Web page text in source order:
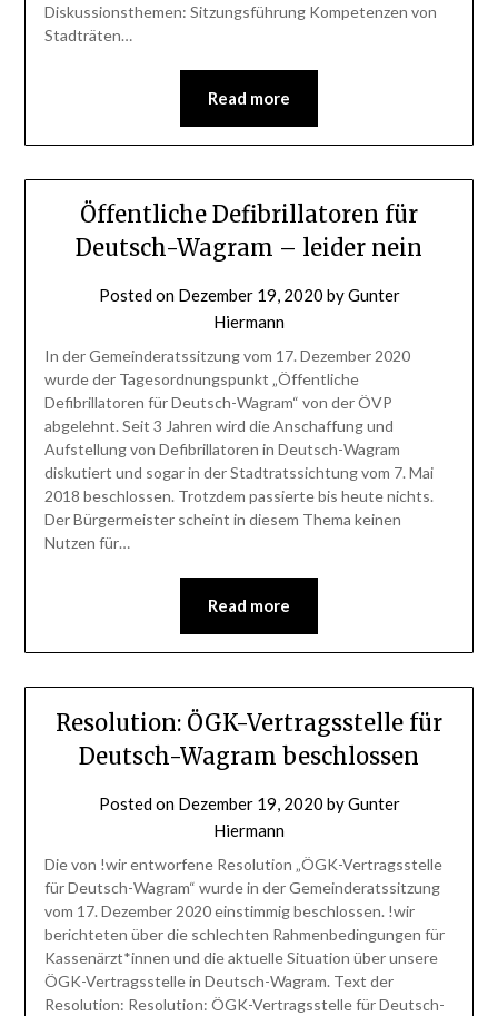
Diskussionsthemen: Sitzungsführung Kompetenzen von
Stadträten…
Read more
Öffentliche Defibrillatoren für
Deutsch-Wagram – leider nein
Posted on Dezember 19, 2020 byGunter
Hiermann
In der Gemeinderatssitzung vom 17. Dezember 2020
wurde der Tagesordnungspunkt „Öffentliche
Defibrillatoren für Deutsch-Wagram“ von der ÖVP
abgelehnt. Seit 3 Jahren wird die Anschaffung und
Aufstellung von Defibrillatoren in Deutsch-Wagram
diskutiert und sogar in der Stadtratssichtung vom 7. Mai
2018 beschlossen. Trotzdem passierte bis heute nichts.
Der Bürgermeister scheint in diesem Thema keinen
Nutzen für…
Read more
Resolution: ÖGK-Vertragsstelle für
Deutsch-Wagram beschlossen
Posted on Dezember 19, 2020 byGunter
Hiermann
Die von !wir entworfene Resolution „ÖGK-Vertragsstelle
für Deutsch-Wagram“ wurde in der Gemeinderatssitzung
vom 17. Dezember 2020 einstimmig beschlossen. !wir
berichteten über die schlechten Rahmenbedingungen für
Kassenärzt*innen und die aktuelle Situation über unsere
ÖGK-Vertragsstelle in Deutsch-Wagram. Text der
Resolution: Resolution: ÖGK-Vertragsstelle für Deutsch-